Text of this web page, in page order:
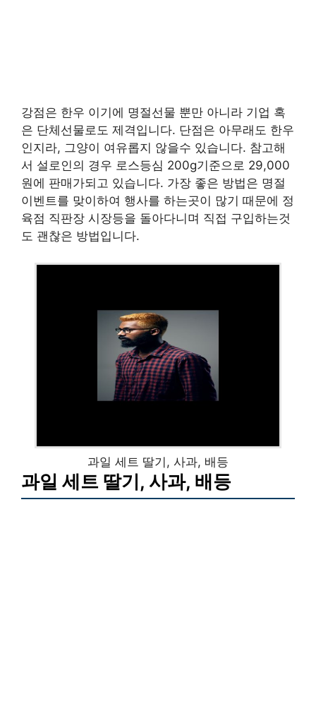
강점은 한우 이기에 명절선물 뿐만 아니라 기업 혹
은 단체선물로도 제격입니다. 단점은 아무래도 한우
인지라, 그양이 여유롭지 않을수 있습니다. 참고해
서 설로인의 경우 로스등심 200g기준으로 29,000
원에 판매가되고 있습니다. 가장 좋은 방법은 명절
이벤트를 맞이하여 행사를 하는곳이 많기 때문에 정
육점 직판장 시장등을 돌아다니며 직접 구입하는것
도 괜찮은 방법입니다.
과일 세트 딸기, 사과, 배등
과일 세트 딸기, 사과, 배등